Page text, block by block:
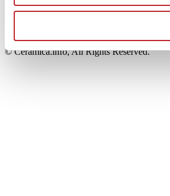
00853700367
Iscrizione al Registro delle Imprese: REA
© Ceramica.info, All Rights Reserved.